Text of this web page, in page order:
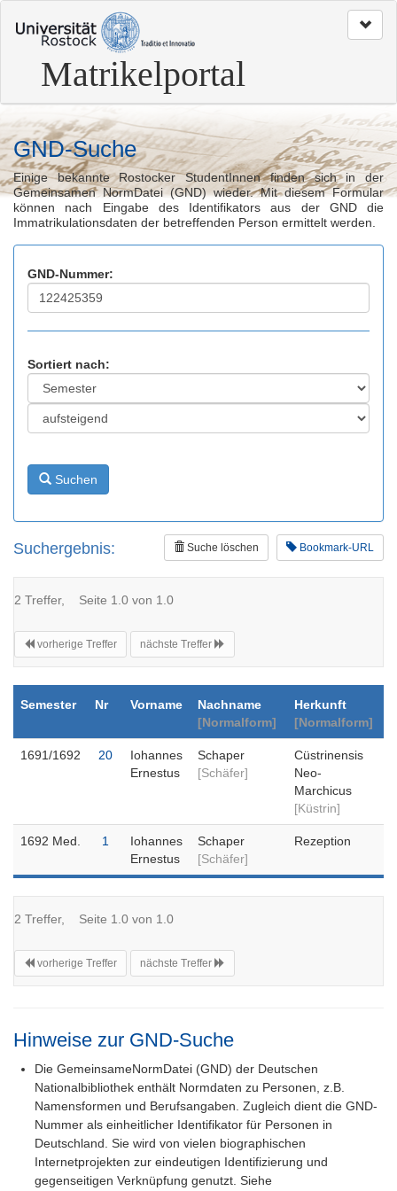
zum
Seitenanfang
Matrikelportal
GND-Suche
Einige bekannte Rostocker StudentInnen finden sich in der
Gemeinsamen NormDatei (GND) wieder. Mit diesem Formular
können nach Eingabe des Identifikators aus der GND die
Immatrikulationsdaten der betreffenden Person ermittelt werden.
GND-Nummer:
Sortiert nach:
Suchen
Suche löschen Bookmark-URL
Suchergebnis:
2 Treffer, Seite 1.0 von 1.0
vorherige Treffer nächste Treffer
Semester Nr Vorname
Nachname
[Normalform]
Herkunft
[Normalform]
1691/1692 20
Iohannes
Ernestus
Schaper
[Schäfer]
Cüstrinensis
Neo-
Marchicus
[Küstrin]
1692 Med. 1
Iohannes
Ernestus
Schaper
[Schäfer]
Rezeption
2 Treffer, Seite 1.0 von 1.0
vorherige Treffer nächste Treffer
Hinweise zur GND-Suche
Die GemeinsameNormDatei (GND) der Deutschen
Nationalbibliothek enthält Normdaten zu Personen, z.B.
Namensformen und Berufsangaben. Zugleich dient die GND-
Nummer als einheitlicher Identifikator für Personen in
Deutschland. Sie wird von vielen biographischen
Internetprojekten zur eindeutigen Identifizierung und
gegenseitigen Verknüpfung genutzt. Siehe